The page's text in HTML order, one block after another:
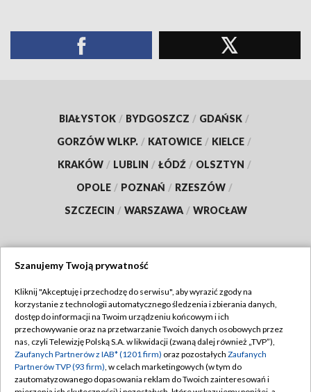
BIAŁYSTOK / BYDGOSZCZ / GDAŃSK /
GORZÓW WLKP. / KATOWICE / KIELCE /
KRAKÓW / LUBLIN / ŁÓDŹ / OLSZTYN /
OPOLE / POZNAŃ / RZESZÓW /
SZCZECIN / WARSZAWA / WROCŁAW
TVP
Abonament TVP
Emisja w TVP
Centrum informacji TVP
Regulamin TVP
Polityka prywatności
Moje zgody
Szanujemy Twoją prywatność
Kliknij "Akceptuję i przechodzę do serwisu", aby wyrazić zgody na
korzystanie z technologii automatycznego śledzenia i zbierania danych,
dostęp do informacji na Twoim urządzeniu końcowym i ich
przechowywanie oraz na przetwarzanie Twoich danych osobowych przez
nas, czyli Telewizję Polską S.A. w likwidacji (zwaną dalej również „TVP”),
Zaufanych Partnerów z IAB* (1201 firm) oraz pozostałych Zaufanych
Partnerów TVP (93 firm), w celach marketingowych (w tym do
zautomatyzowanego dopasowania reklam do Twoich zainteresowań i